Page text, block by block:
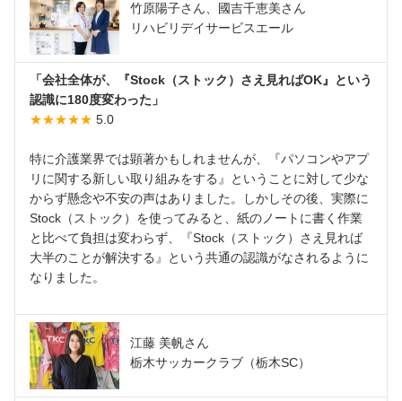
竹原陽子さん、國吉千恵美さん
リハビリデイサービスエール
「会社全体が、『Stock（ストック）さえ見ればOK』という
認識に180度変わった」
★★★★★ 5.0
特に介護業界では顕著かもしれませんが、『パソコンやアプ
リに関する新しい取り組みをする』ということに対して少な
からず懸念や不安の声はありました。しかしその後、実際に
Stock（ストック）を使ってみると、紙のノートに書く作業
と比べて負担は変わらず、『Stock（ストック）さえ見れば
大半のことが解決する』という共通の認識がなされるように
なりました。
江藤 美帆さん
栃木サッカークラブ（栃木SC）